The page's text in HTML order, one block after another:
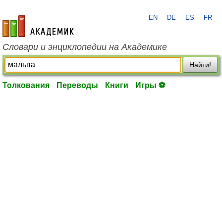
academic.ru
EN DE ES FR
Словари и энциклопедии на Академике
Найти!
Толкования Переводы Книги Игры ⚽